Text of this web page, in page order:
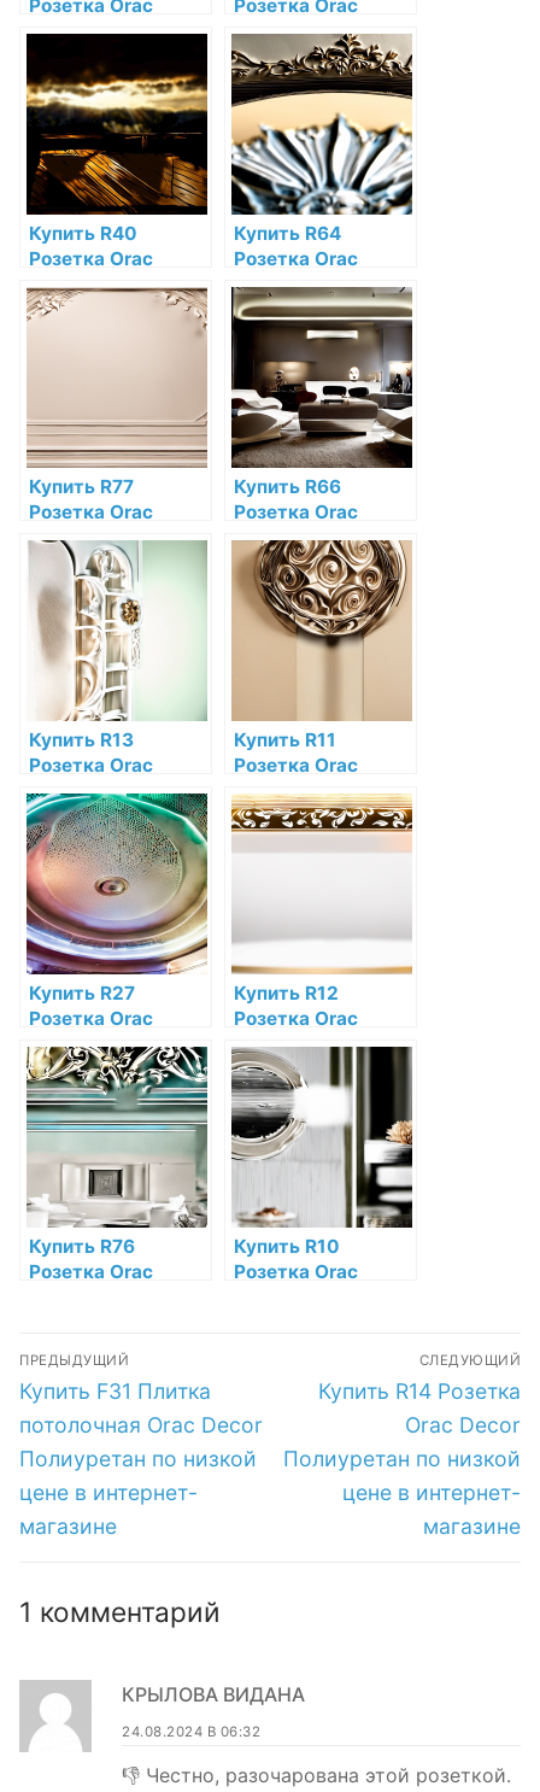
Розетка Orac
Decor Полиуретан
низкой цене в
интернет-
магазине
Розетка Orac
Decor Полиуретан
по низкой цене в
интернет-
магазине
Купить R40
Розетка Orac
Decor Полиуретан
по низкой цене в
Купить R64
Розетка Orac
Decor Полиуретан
Orac Decor по
низкой цене в
интернет-
магазине
Купить R77
Розетка Orac
Decor Полиуретан
Orac Decor по
низкой цене в
интернет-
магазине
Купить R66
Розетка Orac
Decor Полиуретан
по низкой цене в
интернет-
магазине
Купить R13
Розетка Orac
Decor Полиуретан
Orac Decor по
низкой цене в
интернет-
магазине
Купить R11
Розетка Orac
Decor Полиуретан
Orac Decor по
низкой цене в
Купить R27
Розетка Orac
Decor Полиуретан
Orac Decor по
низкой цене в
интернет-
Купить R12
Розетка Orac
Decor Полиуретан
Orac Decor по
низкой цене в
интернет-
магазине
Купить R76
Розетка Orac
низкой цене в
интернет-
магазине
Купить R10
Розетка Orac
магазине
Навигация
по
записям
ПРЕДЫДУЩИЙ
Предыдущая
запись:
Купить F31 Плитка
потолочная Orac Decor
Полиуретан по низкой
цене в интернет-
магазине
СЛЕДУЮЩИЙ
Следующая
Купить R14 Розетка
Orac Decor
Полиуретан по низкой
цене в интернет-
магазине
1 комментарий
КРЫЛОВА ВИДАНА
24.08.2024 В 06:32
👎 Честно, разочарована этой розеткой.